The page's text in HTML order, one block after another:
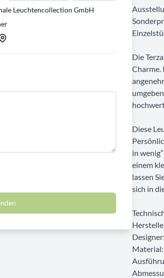
Leuchtencollection GmbH
Die
Charme.
Diese
in
einem
lassen
sich in
Material: